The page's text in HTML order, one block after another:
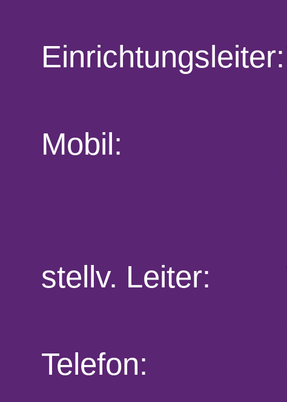
Einrichtungsleiter:
Mobil:
stellv. Leiter:
Telefon: